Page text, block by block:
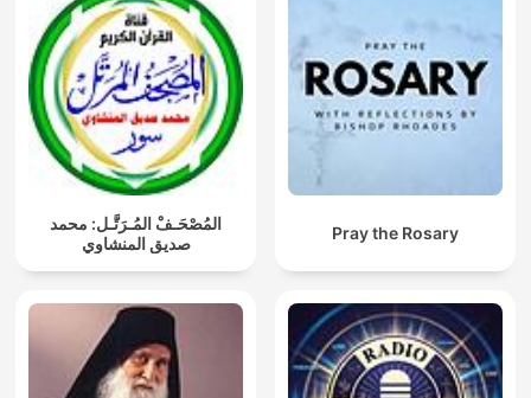
المُصْحَـفْ المُـرَتَّـل: محمد
صديق المنشاوي
Pray the Rosary